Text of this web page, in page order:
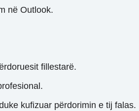
në Outlook.
fillestarë.
kufizuar përdorimin e tij falas.